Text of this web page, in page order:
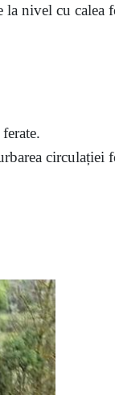
nivel cu calea
circulației